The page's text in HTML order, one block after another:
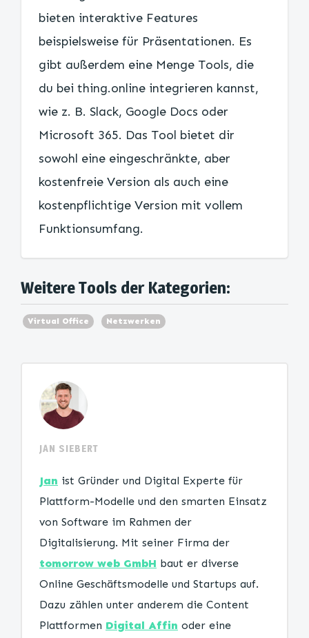
bieten interaktive Features
beispielsweise für Präsentationen. Es
gibt außerdem eine Menge Tools, die
du bei thing.online integrieren kannst,
wie z. B. Slack, Google Docs oder
Microsoft 365. Das Tool bietet dir
sowohl eine eingeschränkte, aber
kostenfreie Version als auch eine
kostenpflichtige Version mit vollem
Funktionsumfang.
Weitere Tools der Kategorien:
Virtual Office Netzwerken
JAN SIEBERT
Jan ist Gründer und Digital Experte für
Plattform-Modelle und den smarten Einsatz
von Software im Rahmen der
Digitalisierung. Mit seiner Firma der
tomorrow web GmbH baut er diverse
Online Geschäftsmodelle und Startups auf.
Dazu zählen unter anderem die Content
Plattformen Digital Affin oder eine